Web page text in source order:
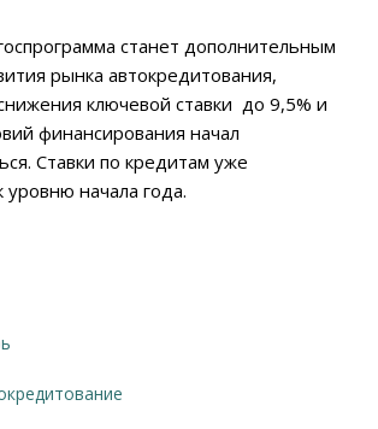
станет дополнительным
рынка автокредитования,
ключевой ставки до 9,5% и
финансирования начал
Ставки по кредитам уже
начала года.